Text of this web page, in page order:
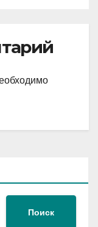
Поиск